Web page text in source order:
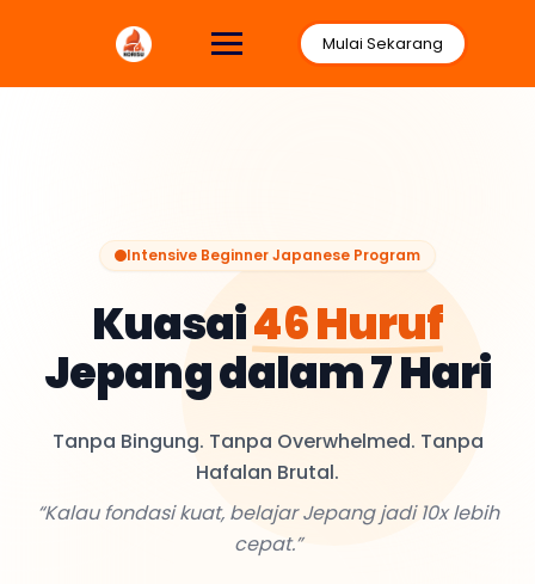
Mulai Sekarang
Intensive Beginner Japanese Program
Kuasai46 Huruf
Jepang dalam 7 Hari
Tanpa Bingung. Tanpa Overwhelmed. Tanpa
Hafalan Brutal.
“Kalau fondasi kuat, belajar Jepang jadi 10x lebih
cepat.”